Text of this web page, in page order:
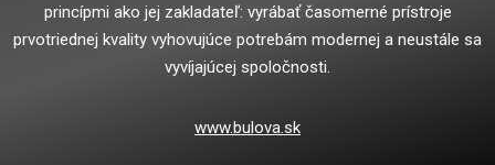
princípmi ako jej zakladateľ: vyrábať časomerné prístroje
prvotriednej kvality vyhovujúce potrebám modernej a neustále sa
vyvíjajúcej spoločnosti.
www.bulova.sk